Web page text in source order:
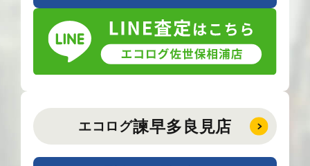
エコログ諫早多良見店